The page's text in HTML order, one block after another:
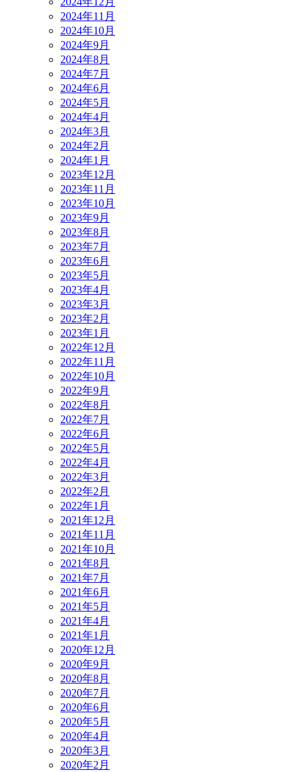
2024年11月
2024年10月
2024年9月
2024年8月
2024年7月
2024年6月
2024年5月
2024年4月
2024年3月
2024年2月
2024年1月
2023年12月
2023年11月
2023年10月
2023年9月
2023年8月
2023年7月
2023年6月
2023年5月
2023年4月
2023年3月
2023年2月
2023年1月
2022年12月
2022年11月
2022年10月
2022年9月
2022年8月
2022年7月
2022年6月
2022年5月
2022年4月
2022年3月
2022年2月
2022年1月
2021年12月
2021年11月
2021年10月
2021年8月
2021年7月
2021年6月
2021年5月
2021年4月
2021年1月
2020年12月
2020年9月
2020年8月
2020年7月
2020年6月
2020年5月
2020年4月
2020年3月
2020年2月